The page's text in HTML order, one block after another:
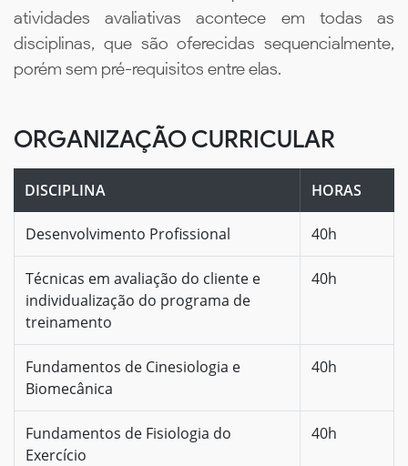
atividades avaliativas acontece em todas as
disciplinas, que são oferecidas sequencialmente,
porém sem pré-requisitos entre elas.
ORGANIZAÇÃO CURRICULAR
DISCIPLINA HORAS
Desenvolvimento Profissional 40h
Técnicas em avaliação do cliente e
individualização do programa de
treinamento
40h
Fundamentos de Cinesiologia e
Biomecânica
40h
Fundamentos de Fisiologia do
Exercício
40h